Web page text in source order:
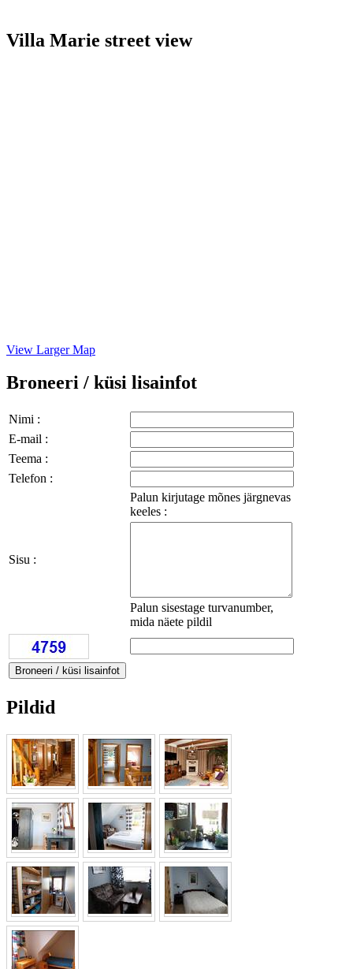
Villa Marie street view
View Larger Map
Broneeri / küsi lisainfot
Nimi :
E-mail :
Teema :
Telefon :
Palun kirjutage mõnes järgnevas
keeles :
Sisu :
Palun sisestage turvanumber,
mida näete pildil
Pildid